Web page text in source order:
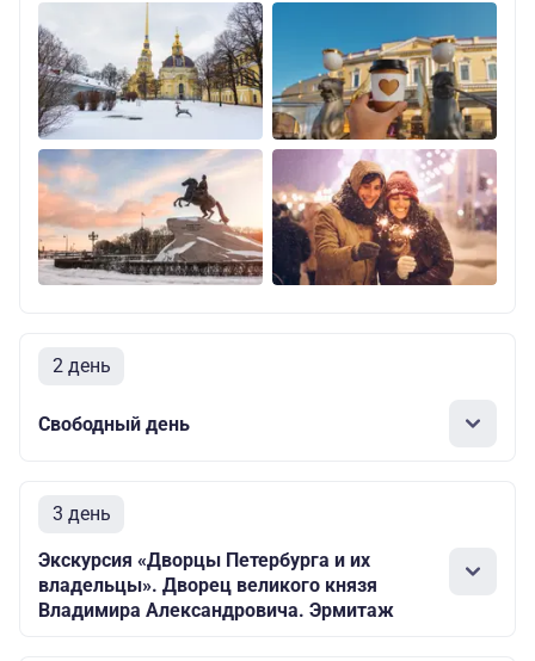
2 день
Свободный день
3 день
Экскурсия «Дворцы Петербурга и их
владельцы». Дворец великого князя
Владимира Александровича. Эрмитаж